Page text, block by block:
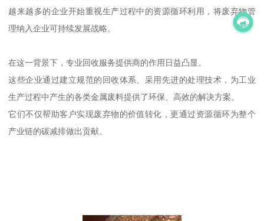
越来越多的企业开始重视生产过程中的资源循环利用，将废弃物管
理纳入企业可持续发展战略。
在这一背景下，专业回收服务提供商的作用日益凸显。
这些企业通过建立规范的回收体系、采用先进的处理技术，为工业
生产过程中产生的各类金属废料提供了环保、高效的解决方案。
它们不仅帮助客户实现废弃物的价值转化，更通过资源循环为整个
产业链的碳减排做出贡献。